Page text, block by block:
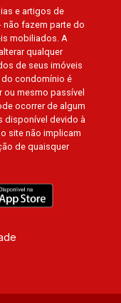
Aug/Wed
20
Aug/Thu
21
Aug/Fri
22
e artigos de
não fazem parte do
mobiliados. A
qualquer
de seus imóveis
do condomínio é
ou mesmo passível
ocorrer de algum
disponível devido à
site não implicam
de quaisquer